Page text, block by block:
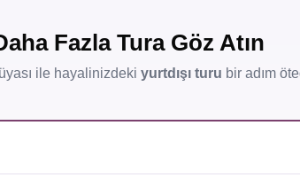
vahşi ve özgür topraklar olarak bilinir.
ailesine ev sahipliği yapmış, gotik
Fazla Tura Göz Atın
ile hayalinizdeki yurtdışı turu bir adım